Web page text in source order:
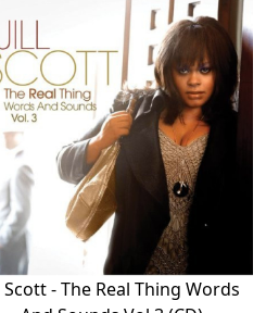
Scott - The Real Thing Words